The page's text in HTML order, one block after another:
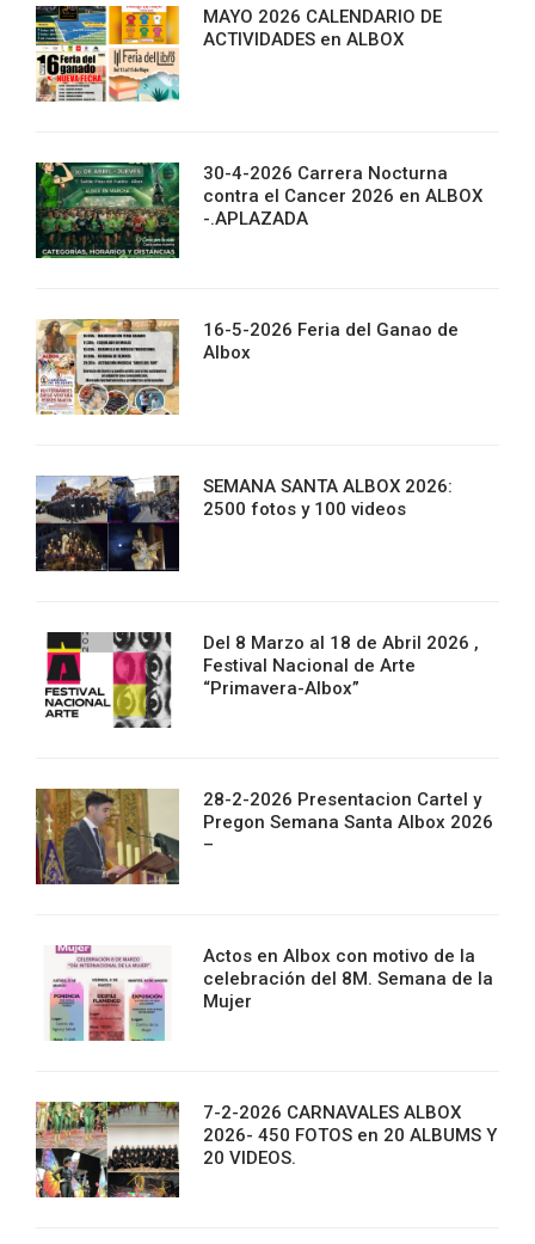
MAYO 2026 CALENDARIO DE
ACTIVIDADES en ALBOX
30-4-2026 Carrera Nocturna
contra el Cancer 2026 en ALBOX
-.APLAZADA
16-5-2026 Feria del Ganao de
Albox
SEMANA SANTA ALBOX 2026:
2500 fotos y 100 videos
Del 8 Marzo al 18 de Abril 2026 ,
Festival Nacional de Arte
“Primavera-Albox”
28-2-2026 Presentacion Cartel y
Pregon Semana Santa Albox 2026
–
Actos en Albox con motivo de la
celebración del 8M. Semana de la
Mujer
7-2-2026 CARNAVALES ALBOX
2026- 450 FOTOS en 20 ALBUMS Y
20 VIDEOS.